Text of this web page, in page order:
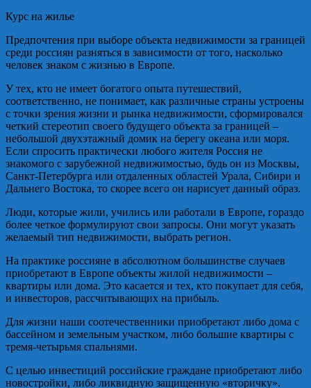
Курс на жилье
Предпочтения при выборе объекта недвижимости за границей
среди россиян разняться в зависимости от того, насколько
человек знаком с жизнью в Европе.
У тех, кто не имеет богатого опыта путешествий,
соответственно, не понимает, как различные страны устроены
с точки зрения жизни и рынка недвижимости, сформировался
четкий стереотип своего будущего объекта за границей –
небольшой двухэтажный домик на берегу океана или моря.
Если спросить практически любого жителя Россия не
знакомого с зарубежной недвижимостью, будь он из Москвы,
Санкт-Петербурга или отдаленных областей Урала, Сибири и
Дальнего Востока, то скорее всего он нарисует данный образ.
Люди, которые жили, учились или работали в Европе, гораздо
более четкое формулируют свои запросы. Они могут указать
желаемый тип недвижимости, выбрать регион.
На практике россияне в абсолютном большинстве случаев
приобретают в Европе объекты жилой недвижимости –
квартиры или дома. Это касается и тех, кто покупает для себя,
и инвесторов, рассчитывающих на прибыль.
Для жизни наши соотечественники приобретают либо дома с
бассейном и земельным участком, либо большие квартиры с
тремя-четырьмя спальнями.
С целью инвестиций российские граждане приобретают либо
новостройки, либо ликвидную защищенную «вторичку».